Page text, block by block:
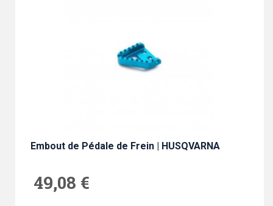
Embout de Pédale de Frein | HUSQVARNA
49,08 €